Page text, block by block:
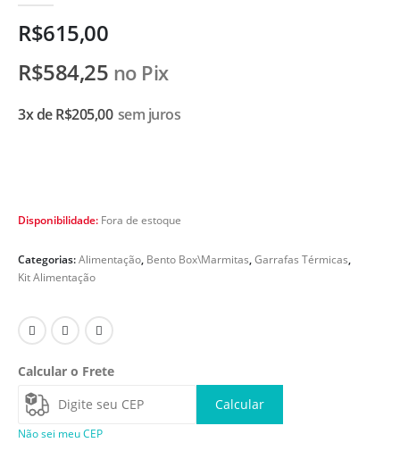
R$615,00
R$584,25 no Pix
3x deR$205,00 sem juros
Disponibilidade: Fora de estoque
Categorias:Alimentação, Bento Box\Marmitas,Garrafas Térmicas,
Kit Alimentação
Calcular o Frete
Calcular
Não sei meu CEP